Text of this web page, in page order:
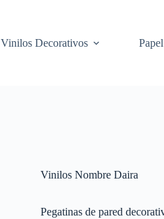
Vinilos Decorativos
Vinilos Nombre Daira
Pegatinas de pared